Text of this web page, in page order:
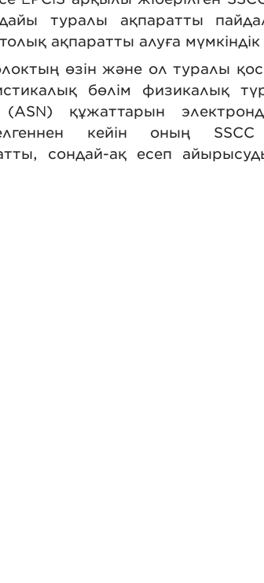
туралы ақпаратты
ақпаратты алуға мүмкіндік
өзін және ол туралы
бөлім физикалық
құжаттарын
кейін оның
сондай-ақ есеп